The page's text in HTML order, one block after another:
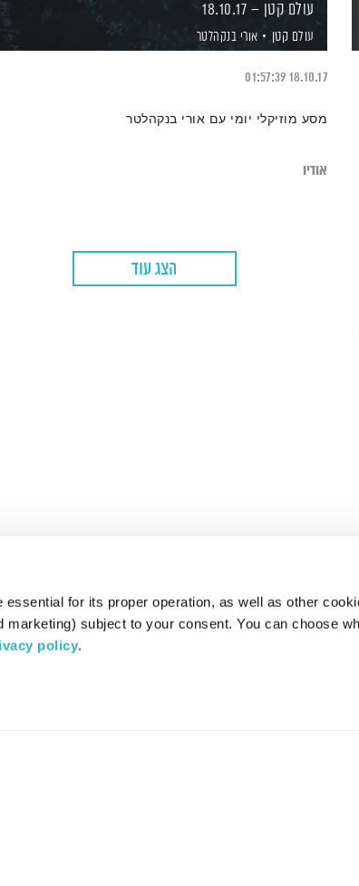
for its proper operation, as well as other
subject to your consent. You can choose
policy.
עולם קטן – 18.10.17
עולם קטן אורי בנקהלטר
18.10.17
01:57:39
מסע מוזיקלי יומי עם אורי בנקהלטר
אודיו
הצג עוד